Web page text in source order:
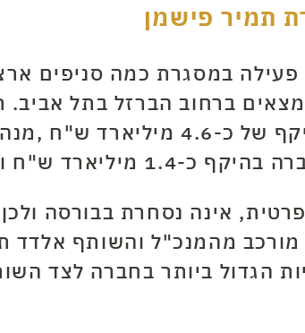
תמיר פישמן
במסגרת כמה סניפים
מיליארד ש"ח
,
לחברות בהיקף כולל של מעל 20 מיליארד ש"ח
אינה נסחרת בבורסה